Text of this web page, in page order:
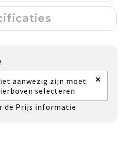
aanwezig zijn moet
selecteren
×
de Prijs informatie